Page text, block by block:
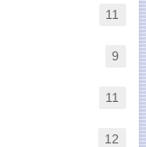
11
9
11
12